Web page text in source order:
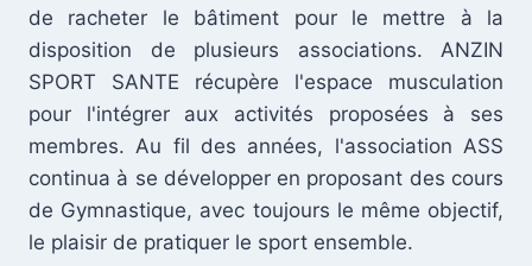
de racheter le bâtiment pour le mettre à la
disposition de plusieurs associations. ANZIN
SPORT SANTE récupère l'espace musculation
pour l'intégrer aux activités proposées à ses
membres. Au fil des années, l'association ASS
continua à se développer en proposant des cours
de Gymnastique, avec toujours le même objectif,
le plaisir de pratiquer le sport ensemble.